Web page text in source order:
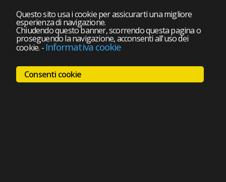
Questo sito usa i cookie per assicurarti una migliore
esperienza di navigazione.
Chiudendo questo banner, scorrendo questa pagina o
proseguendo la navigazione, acconsenti all'uso dei
cookie. - Informativa cookie
Consenti cookie